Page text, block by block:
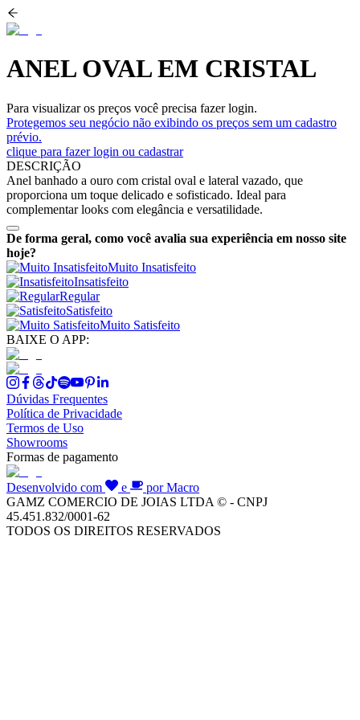
ANEL OVAL EM CRISTAL
Para visualizar os preços você precisa fazer login.
Protegemos seu negócio não exibindo os preços sem um cadastro
prévio.
clique para fazer login ou cadastrar
DESCRIÇÃO
Anel banhado a ouro com cristal oval e lateral vazado, que
proporciona um toque delicado e sofisticado. Ideal para
complementar looks com elegância e versatilidade.
De forma geral, como você avalia sua experiência em nosso site
hoje?
Muito Insatisfeito
Insatisfeito
Regular
Satisfeito
Muito Satisfeito
BAIXE O APP:
Dúvidas Frequentes
Política de Privacidade
Termos de Uso
Showrooms
Formas de pagamento
Desenvolvido com e
por Macro
GAMZ COMERCIO DE JOIAS LTDA © - CNPJ
45.451.832/0001-62
TODOS OS DIREITOS RESERVADOS